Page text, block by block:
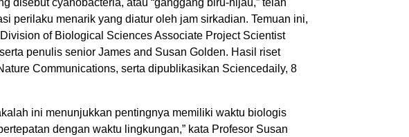
perilaku menarik yang diatur oleh jam sirkadian. Temuan ini,
of Biological Sciences Associate Project Scientist
penulis senior James and Susan Golden. Hasil riset
Communications, serta dipublikasikan Sciencedaily, 8
ini menunjukkan pentingnya memiliki waktu biologis
dengan waktu lingkungan,” kata Profesor Susan